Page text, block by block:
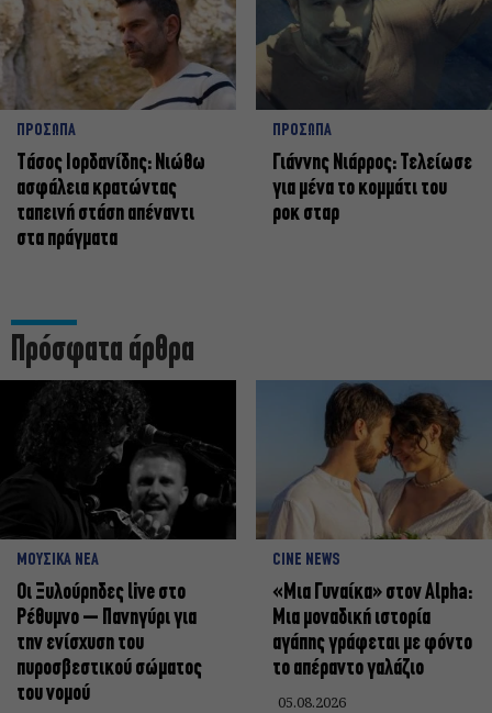
ΠΡΟΣΩΠΑ
Tάσος Ιορδανίδης: Νιώθω
ασφάλεια κρατώντας
ταπεινή στάση απέναντι
στα πράγματα
ΠΡΟΣΩΠΑ
Γιάννης Νιάρρος: Τελείωσε
για μένα το κομμάτι του
ροκ σταρ
Πρόσφατα άρθρα
ΜΟΥΣΙΚΑ ΝΕΑ
Οι Ξυλούρηδες live στο
Ρέθυμνο – Πανηγύρι για
την ενίσχυση του
πυροσβεστικού σώματος
του νομού
CINE NEWS
«Μια Γυναίκα» στον Alpha:
Μια μοναδική ιστορία
αγάπης γράφεται με φόντο
το απέραντο γαλάζιο
05.08.2026